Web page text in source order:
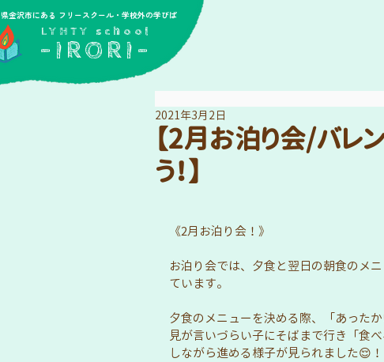
金沢市にある フリースクール・学校外の学びば
​LYHTY school
-IRORI-
【2月お泊り会/バレ
う！】
2021年3月2日
《2月お泊り会！》
お泊り会では、夕食と翌日の朝食のメ
ています。
夕食のメニューを決める際、「あった
見が言いづらい子にそばまで行き「食
しながら進める様子が見られました😌！